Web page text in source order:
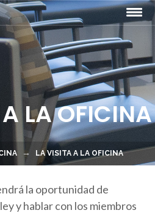
LA OFICINA
LA VISITA A LA OFICINA
la oportunidad de
y hablar con los miembros